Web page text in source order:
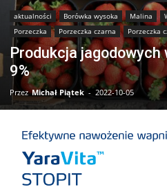
aktualności Borówka wysoka Malina
Porzeczka
Porzeczka czarna Porzeczka
Produkcja jagodowych
9%
Przez Michał Piątek - 2022-10-05